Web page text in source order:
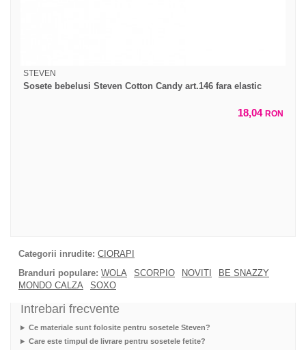
STEVEN
Sosete bebelusi Steven Cotton Candy art.146 fara elastic
18,04 RON
Categorii inrudite: CIORAPI
Branduri populare: WOLA SCORPIO NOVITI
BE SNAZZY
MONDO CALZA
SOXO
Intrebari frecvente
Ce materiale sunt folosite pentru sosetele Steven?
Care este timpul de livrare pentru sosetele fetite?